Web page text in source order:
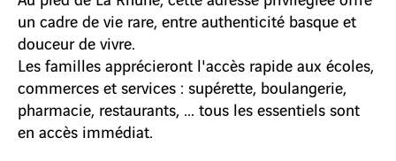
un cadre de vie rare, entre authenticité basque et
douceur de vivre.
Les familles apprécieront l'accès rapide aux écoles,
commerces et services : supérette, boulangerie,
pharmacie, restaurants, ... tous les essentiels sont
en accès immédiat.